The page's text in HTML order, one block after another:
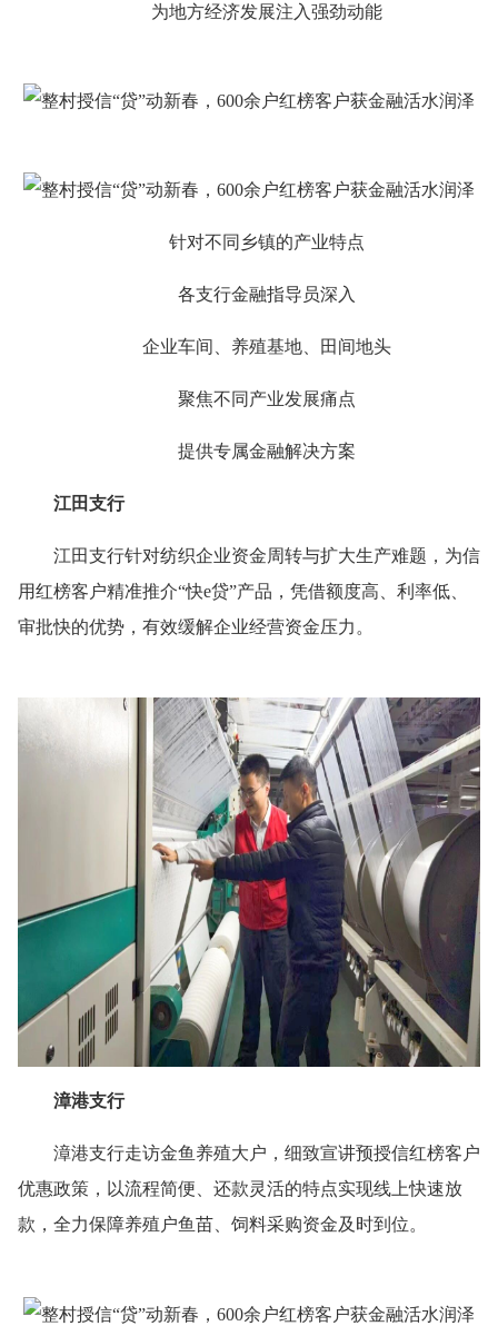
为地方经济发展注入强劲动能
针对不同乡镇的产业特点
各支行金融指导员深入
企业车间、养殖基地、田间地头
聚焦不同产业发展痛点
提供专属金融解决方案
江田支行
江田支行针对纺织企业资金周转与扩大生产难题，为信
用红榜客户精准推介“快e贷”产品，凭借额度高、利率低、
审批快的优势，有效缓解企业经营资金压力。
漳港支行
漳港支行走访金鱼养殖大户，细致宣讲预授信红榜客户
优惠政策，以流程简便、还款灵活的特点实现线上快速放
款，全力保障养殖户鱼苗、饲料采购资金及时到位。